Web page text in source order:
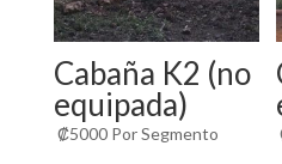
Cabaña K2 (no
equipada)
₡5000Por Segmento